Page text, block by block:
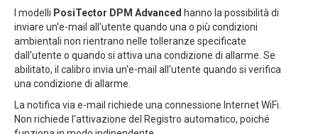
I modelli PosiTector DPM Advanced hanno la possibilità di
inviare un'e-mail all'utente quando una o più condizioni
ambientali non rientrano nelle tolleranze specificate
dall'utente o quando si attiva una condizione di allarme. Se
abilitato, il calibro invia un'e-mail all'utente quando si verifica
una condizione di allarme.
La notifica via e-mail richiede una connessione Internet WiFi.
Non richiede l'attivazione del Registro automatico, poiché